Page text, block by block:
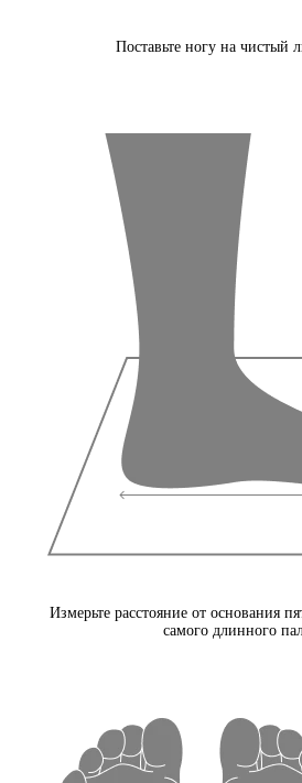
Поставьте ногу на чистый
Измерьте расстояние от основания
самого длинного